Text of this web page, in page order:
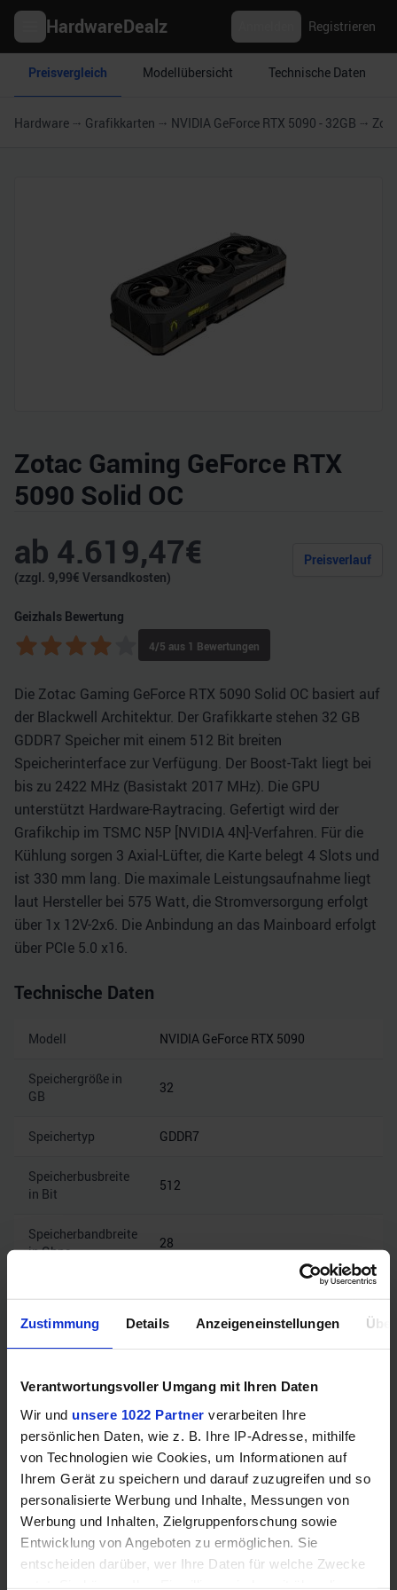
Zustimmung Details Anzeigeneinstellungen
Verantwortungsvoller Umgang mit Ihren Daten
Wir und unsere 1022 Partner verarbeiten Ihre
persönlichen Daten, wie z. B. Ihre IP-Adresse, mithilfe
von Technologien wie Cookies, um Informationen auf
Ihrem Gerät zu speichern und darauf zuzugreifen und so
personalisierte Werbung und Inhalte, Messungen von
Werbung und Inhalten, Zielgruppenforschung sowie
Entwicklung von Angeboten zu ermöglichen. Sie
entscheiden darüber, wer Ihre Daten für welche Zwecke
HardwareDealz Registrieren
Preisvergleich Modellübersicht Technische Daten
Hardware Grafikkarten NVIDIA GeForce RTX 5090 - 32GB
Zotac Gaming GeForce RTX
5090 Solid OC
ab 4.619,47€
(zzgl. 9,99€ Versandkosten)
Preisverlauf
Geizhals Bewertung
4/5 aus 1 Bewertungen
Die Zotac Gaming GeForce RTX 5090 Solid OC basiert auf
der Blackwell Architektur. Der Grafikkarte stehen 32 GB
GDDR7 Speicher mit einem 512 Bit breiten
Speicherinterface zur Verfügung. Der Boost-Takt liegt bei
bis zu 2422 MHz (Basistakt 2017 MHz). Die GPU
unterstützt Hardware-Raytracing. Gefertigt wird der
Grafikchip im TSMC N5P [NVIDIA 4N]-Verfahren. Für die
Kühlung sorgen 3 Axial-Lüfter, die Karte belegt 4 Slots und
ist 330 mm lang. Die maximale Leistungsaufnahme liegt
laut Hersteller bei 575 Watt, die Stromversorgung erfolgt
über 1x 12V-2x6. Die Anbindung an das Mainboard erfolgt
über PCIe 5.0 x16.
Technische Daten
Modell NVIDIA GeForce RTX 5090
Speichergröße in
GB
32
Speichertyp GDDR7
Speicherbusbreite
in Bit
512
Speicherbandbreite
in Gbps
28
eine kleine Provision, ohne dass sich euer Preis erhöht.
ZUM BESTPREIS
Vergleichen